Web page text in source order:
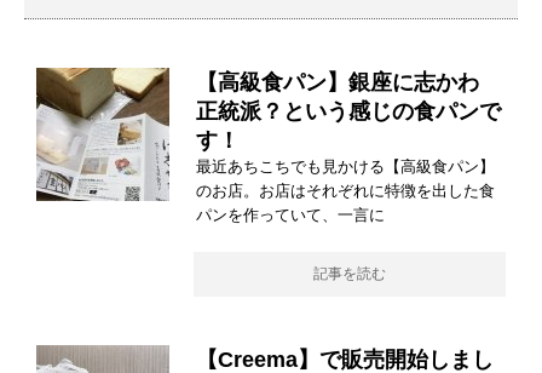
【高級食パン】銀座に志かわ
正統派？という感じの食パンで
す！
最近あちこちでも見かける【高級食パン】
のお店。お店はそれぞれに特徴を出した食
パンを作っていて、一言に
記事を読む
【Creema】で販売開始しまし